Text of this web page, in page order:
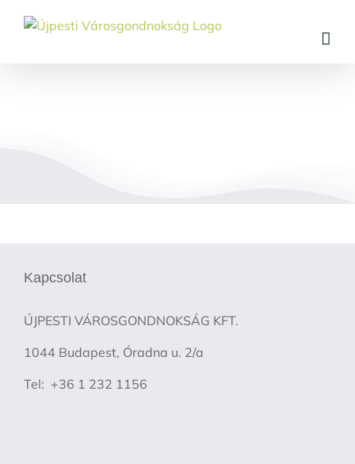
Kapcsolat
ÚJPESTI VÁROSGONDNOKSÁG KFT.
1044 Budapest, Óradna u. 2/a
Tel: +36 1 232 1156